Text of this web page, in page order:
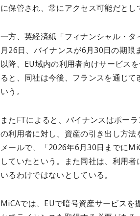
に保管され、常にアクセス可能だとし
一方、英経済紙「フィナンシャル・
月26日、バイナンスが6月30日の期
以降、EU域内の利用者向けサービス
ると、同社は今後、フランスを通じ
いう。
またFTによると、バイナンスはポー
の利用者に対し、資産の引き出し方
メールで、「2026年6月30日までに
していたという。また同社は、利用
いるわけではないとしている。
MiCAでは、EUで暗号資産サービスを